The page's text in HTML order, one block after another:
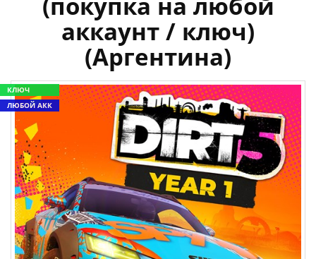
аккаунт / ключ)
(Аргентина)
КЛЮЧ
ЛЮБОЙ АКК